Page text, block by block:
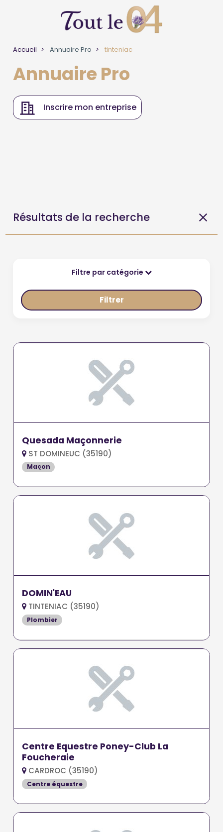
Accueil Annuaire Pro tinteniac
Annuaire Pro
Inscrire mon entreprise
Résultats de la recherche
Filtre par catégorie
Filtrer
Quesada Maçonnerie
ST DOMINEUC (35190)
Maçon
DOMIN'EAU
TINTENIAC (35190)
Plombier
Centre Equestre Poney-Club La
Foucheraie
CARDROC (35190)
Centre équestre